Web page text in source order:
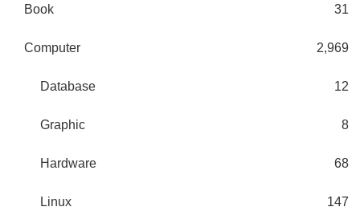
Book 31
Computer 2,969
Database 12
Graphic 8
Hardware 68
Linux 147